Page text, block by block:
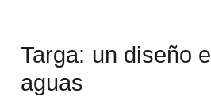
Targa: un diseño
aguas